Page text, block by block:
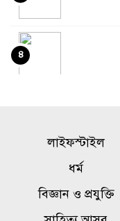
৪
লাইফস্টাইল
ধর্ম
বিজ্ঞান ও প্রযুক্তি